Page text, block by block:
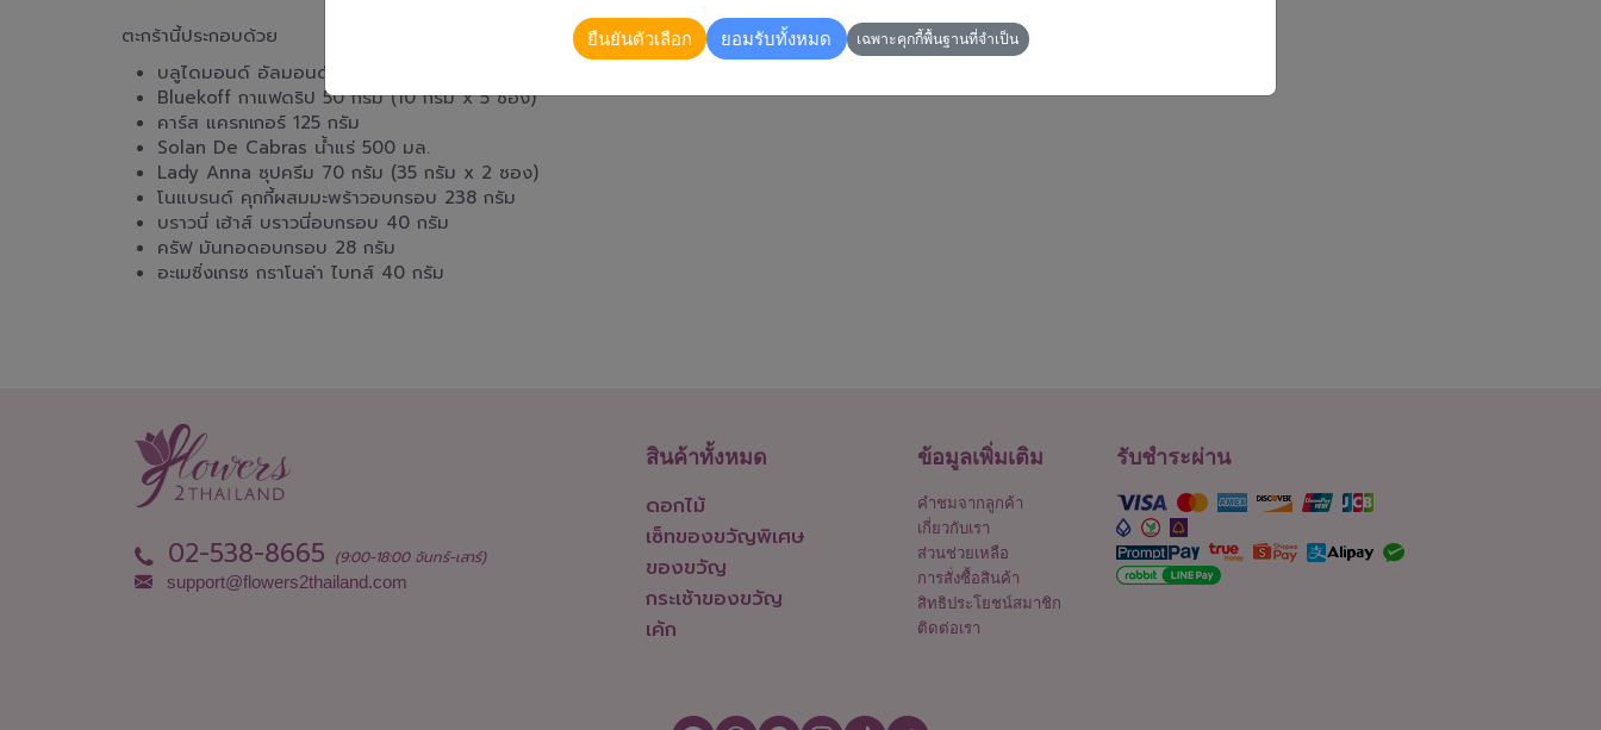
ตะกร้านี้ประกอบด้วย
บลูไดมอนด์ อัลมอนด์ 30 กรัม
Bluekoff กาแฟดริป 50 กรัม (10 กรัม x 5 ซอง)
คาร์ส แครกเกอร์ 125 กรัม
Solan De Cabras น้ำแร่ 500 มล.
Lady Anna ซุปครีม 70 กรัม (35 กรัม x 2 ซอง)
โนแบรนด์ คุกกี้ผสมมะพร้าวอบกรอบ 238 กรัม
บราวนี่ เฮ้าส์ บราวนี่อบกรอบ 40 กรัม
ครัฟ มันทอดอบกรอบ 28 กรัม
อะเมซิ่งเกรซ กราโนล่า ไบทส์ 40 กรัม
02-538-8665 (9:00-18:00 จันทร์-เสาร์)
support@flowers2thailand.com
สินค้าทั้งหมด
ดอกไม้
เซ็ทของขวัญพิเศษ
ของขวัญ
กระเช้าของขวัญ
เค้ก
ข้อมูลเพิ่มเติม
คำชมจากลูกค้า
เกี่ยวกับเรา
ส่วนช่วยเหลือ
การสั่งซื้อสินค้า
สิทธิประโยชน์สมาชิก
ติดต่อเรา
รับชำระผ่าน
ยืนยันตัวเลือก ยอมรับทั้งหมด เฉพาะคุกกี้พื้นฐานที่จำเป็น